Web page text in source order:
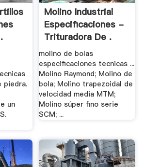
piedra.
un
Molino Industrial
Especificaciones -
Trituradora De .
molino de bolas
especificaciones tecnicas ...
Molino Raymond; Molino de
bola; Molino trapezoidal de
velocidad media MTM;
Molino súper fino serie
SCM; ...